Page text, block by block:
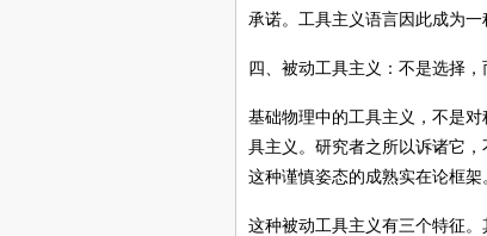
承诺。工具主义语言因此成为
四、被动工具主义：不是选择
基础物理中的工具主义，不是
具主义。研究者之所以诉诸它
这种谨慎姿态的成熟实在论框架
这种被动工具主义有三个特征